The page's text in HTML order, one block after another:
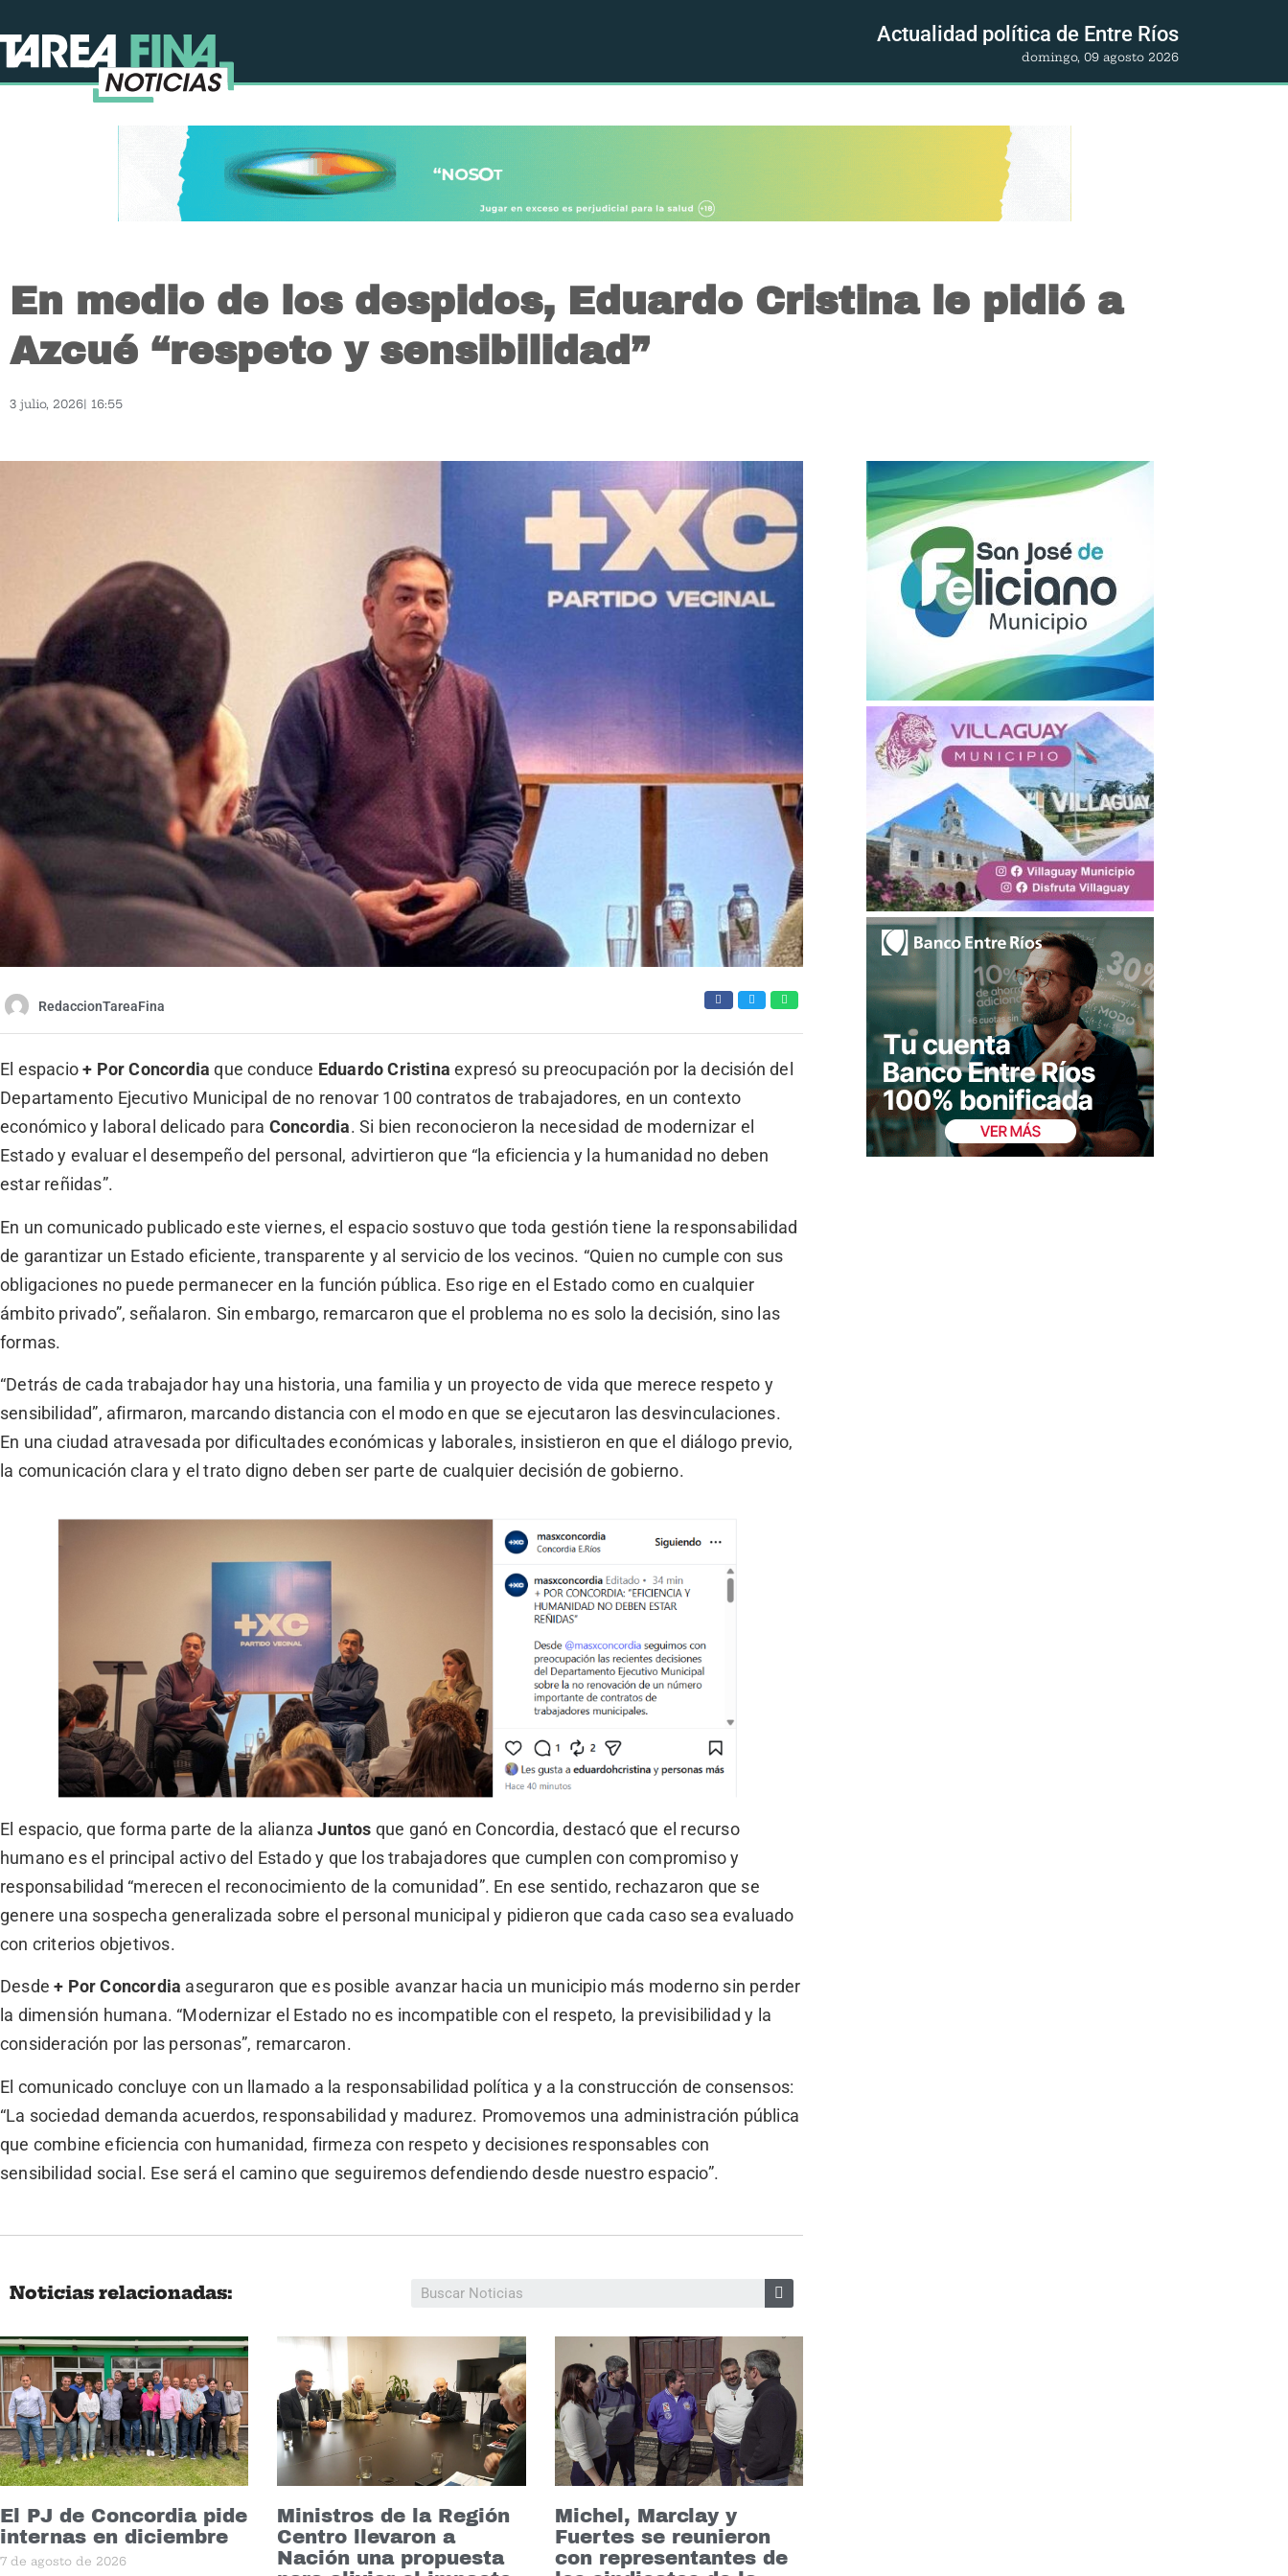
Actualidad política de Entre Ríos
domingo, 09 agosto 2026
En medio de los despidos, Eduardo Cristina le pidió a
Azcué “respeto y sensibilidad”
3 julio, 2026| 16:55
RedaccionTareaFina
El espacio+ Por Concordia que conduce Eduardo Cristina expresó su preocupación por la decisión del
Departamento Ejecutivo Municipal de no renovar 100 contratos de trabajadores, en un contexto
económico y laboral delicado para Concordia. Si bien reconocieron la necesidad de modernizar el
Estado y evaluar el desempeño del personal, advirtieron que “la eficiencia y la humanidad no deben
estar reñidas”.
En un comunicado publicado este viernes, el espacio sostuvo que toda gestión tiene la responsabilidad
de garantizar un Estado eficiente, transparente y al servicio de los vecinos. “Quien no cumple con sus
obligaciones no puede permanecer en la función pública. Eso rige en el Estado como en cualquier
ámbito privado”, señalaron. Sin embargo, remarcaron que el problema no es solo la decisión, sino las
formas.
“Detrás de cada trabajador hay una historia, una familia y un proyecto de vida que merece respeto y
sensibilidad”, afirmaron, marcando distancia con el modo en que se ejecutaron las desvinculaciones.
En una ciudad atravesada por dificultades económicas y laborales, insistieron en que el diálogo previo,
la comunicación clara y el trato digno deben ser parte de cualquier decisión de gobierno.
El espacio, que forma parte de la alianzaJuntos que ganó en Concordia, destacó que el recurso
humano es el principal activo del Estado y que los trabajadores que cumplen con compromiso y
responsabilidad “merecen el reconocimiento de la comunidad”. En ese sentido, rechazaron que se
genere una sospecha generalizada sobre el personal municipal y pidieron que cada caso sea evaluado
con criterios objetivos.
Desde+ Por Concordia aseguraron que es posible avanzar hacia un municipio más moderno sin perder
la dimensión humana. “Modernizar el Estado no es incompatible con el respeto, la previsibilidad y la
consideración por las personas”, remarcaron.
El comunicado concluye con un llamado a la responsabilidad política y a la construcción de consensos:
“La sociedad demanda acuerdos, responsabilidad y madurez. Promovemos una administración pública
que combine eficiencia con humanidad, firmeza con respeto y decisiones responsables con
sensibilidad social. Ese será el camino que seguiremos defendiendo desde nuestro espacio”.
Noticias relacionadas:
El PJ de Concordia pide
internas en diciembre
7 de agosto de 2026
Ministros de la Región
Centro llevaron a
Nación una propuesta
Michel, Marclay y
Fuertes se reunieron
con representantes de